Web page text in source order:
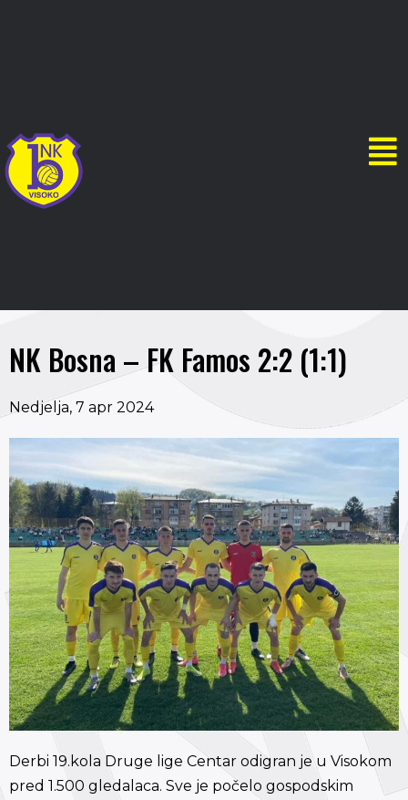
NK Bosna – FK Famos 2:2 (1:1)
Nedjelja, 7 apr 2024
Derbi 19.kola Druge lige Centar odigran je u Visokom
pred 1.500 gledalaca. Sve je počelo gospodskim